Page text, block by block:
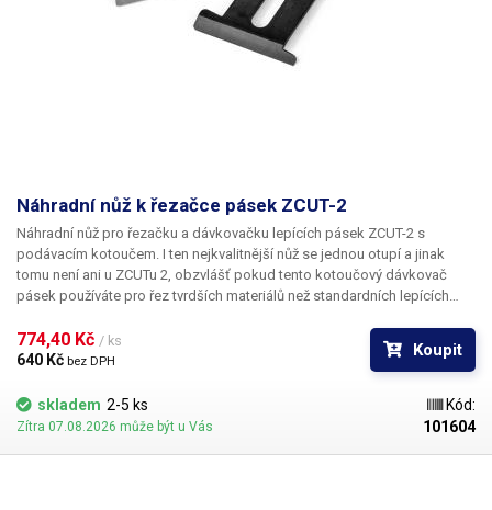
Náhradní nůž k řezačce pásek ZCUT-2
Náhradní nůž pro řezačku a dávkovačku lepících pásek ZCUT-2 s
podávacím kotoučem. I ten nejkvalitnější nůž se jednou otupí a jinak
tomu není ani u ZCUTu 2, obzvlášť pokud tento kotoučový dávkovač
pásek používáte pro řez tvrdších materiálů než standardních lepících
ostrost. Náhradní nůž se skládá ze dvou částí. Výměna břitů není vůbec
složitá, zvládne i lajk. Je k tomu zapotřebí pouze plochý šroubovák a
nahraďte je novými. Ty následně pevně přišroubujte. Šroubky jsou
vyznačeny na ilustrativním obrázku.
774,40 Kč / ks
640 Kč bez DPH
Koupit
skladem 2-5 ks
Zítra 07.08.2026 může být u Vás
Kód:
101604